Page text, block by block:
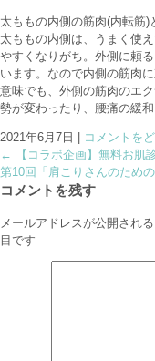
太ももの内側の筋肉(内転筋
太ももの内側は、うまく使
やすくなりがち。外側に頼
います。なので内側の筋肉
意味でも、外側の筋肉のエ
勢が変わったり、腰痛の緩
2021年6月7日
コメントを
←
【コラボ企画】無料お肌
第10回「肩こりさんのため
コメントを残す
メールアドレスが公開され
目です